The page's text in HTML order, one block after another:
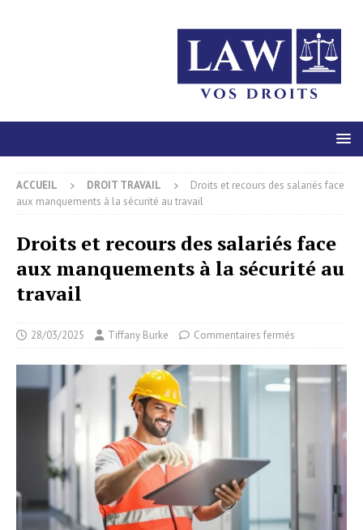
ACCUEIL DROIT TRAVAIL
Droits et recours des salariés face
aux manquements à la sécurité au travail
Droits et recours des salariés face
aux manquements à la sécurité au
travail
28/03/2025 Tiffany Burke Commentaires fermés